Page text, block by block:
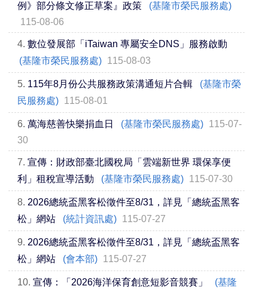
例》部分條文修正草案』政策
(基隆市榮民服務處)
115-08-06
4. 數位發展部「iTaiwan 專屬安全DNS」服務啟動
(基隆市榮民服務處) 115-08-03
5. 115年8月份公共服務政策溝通短片合輯
(基隆市榮
民服務處) 115-08-01
6. 萬海慈善快樂捐血日 (基隆市榮民服務處) 115-07-
30
7. 宣傳：財政部臺北國稅局「雲端新世界 環保享便
利」租稅宣導活動
(基隆市榮民服務處) 115-07-30
8. 2026總統盃黑客松徵件至8/31，詳見「總統盃黑客
松」網站
(統計資訊處) 115-07-27
9. 2026總統盃黑客松徵件至8/31，詳見「總統盃黑客
松」網站
(會本部) 115-07-27
10. 宣傳：「2026海洋保育創意短影音競賽」
(基隆